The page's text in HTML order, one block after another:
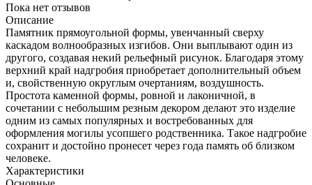
Пока нет отзывов
Описание
Памятник прямоугольной формы, увенчанный сверху
каскадом волнообразных изгибов. Они выплывают один из
другого, создавая некий рельефный рисунок. Благодаря этому
верхний край надгробия приобретает дополнительный объем
и, свойственную округлым очертаниям, воздушность.
Простота каменной формы, ровной и лаконичной, в
сочетании с небольшим резным декором делают это изделие
одним из самых популярных и востребованных для
оформления могилы усопшего родственника. Такое надгробие
сохранит и достойно пронесет через года память об близком
человеке.
Характеристики